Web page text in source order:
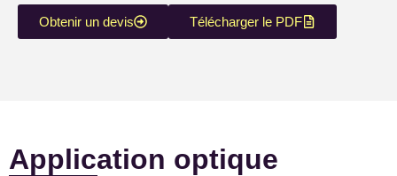
Obtenir un devis Télécharger le PDF
Application optique